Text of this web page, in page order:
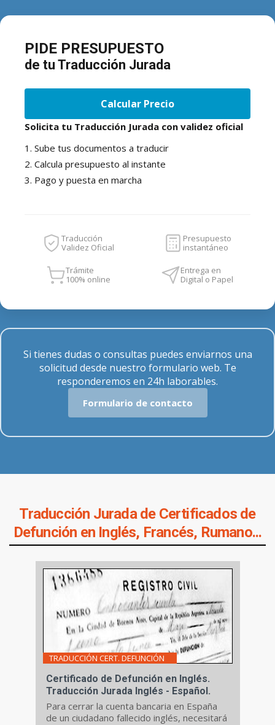
PIDE PRESUPUESTO
de tu Traducción Jurada
Calcular Precio
Solicita tu Traducción Jurada con validez oficial
1. Sube tus documentos a traducir
2. Calcula presupuesto al instante
3. Pago y puesta en marcha
Traducción
Validez Oficial
Presupuesto
instantáneo
Trámite
100% online
Entrega en
Digital o Papel
Si tienes dudas o consultas puedes enviarnos una
solicitud desde nuestro formulario web. Te
responderemos en 24h laborables.
Formulario de contacto
Traducción Jurada de Certificados de
Defunción en Inglés, Francés, Rumano...
TRADUCCIÓN CERT. DEFUNCIÓN
Certificado de Defunción en Inglés.
Traducción Jurada Inglés - Español.
Para cerrar la cuenta bancaria en España
de un ciudadano fallecido inglés, necesitará